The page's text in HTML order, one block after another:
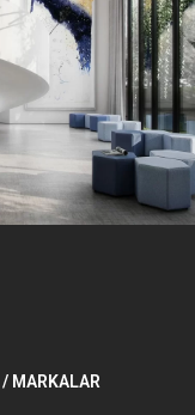
/ MARKALAR